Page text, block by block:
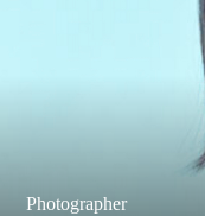
Photographer